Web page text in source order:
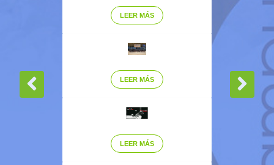
LEER MÁS
LEER MÁS
LEER MÁS